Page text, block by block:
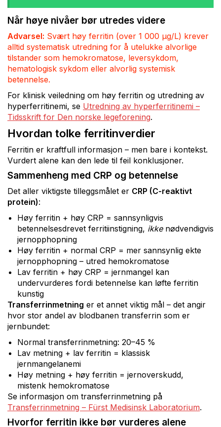
Når høye nivåer bør utredes videre
Advarsel: Svært høy ferritin (over 1 000 µg/L) krever
alltid systematisk utredning for å utelukke alvorlige
tilstander som hemokromatose, leversykdom,
hematologisk sykdom eller alvorlig systemisk
betennelse.
For klinisk veiledning om høy ferritin og utredning av
hyperferritinemi, se Utredning av hyperferritinemi –
Tidsskrift for Den norske legeforening.
Hvordan tolke ferritinverdier
Ferritin er kraftfull informasjon – men bare i kontekst.
Vurdert alene kan den lede til feil konklusjoner.
Sammenheng med CRP og betennelse
Det aller viktigste tilleggsmålet er CRP (C-reaktivt
protein):
Høy ferritin + høy CRP = sannsynligvis
betennelsesdrevet ferritiinstigning, ikkenødvendigvis
jernopphopning
Høy ferritin + normal CRP = mer sannsynlig ekte
jernopphopning – utred hemokromatose
Lav ferritin + høy CRP = jernmangel kan
undervurderes fordi betennelse kan løfte ferritin
kunstig
Transferrinmetning er et annet viktig mål – det angir
hvor stor andel av blodbanen transferrin som er
jernbundet:
Normal transferrinmetning: 20–45 %
Lav metning + lav ferritin = klassisk
jernmangelanemi
Høy metning + høy ferritin = jernoverskudd,
mistenk hemokromatose
Se informasjon om transferrinmetning på
Transferrinmetning – Fürst Medisinsk Laboratorium.
Hvorfor ferritin ikke bør vurderes alene